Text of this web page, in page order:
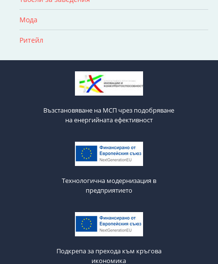
Мода
Ритейл
Възстановяване на МСП чрез подобряване
на енергийната ефективност
Технологична модернизация в
предприятието
Подкрепа за прехода към кръгова
икономика